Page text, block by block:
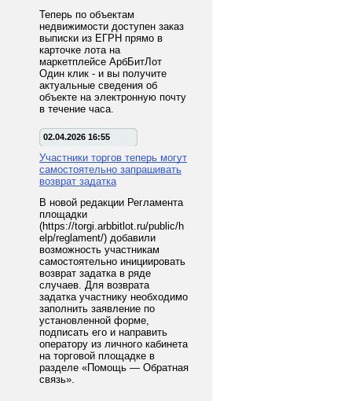
Теперь по объектам
недвижимости доступен заказ
выписки из ЕГРН прямо в
карточке лота на
маркетплейсе АрбБитЛот
Один клик - и вы получите
актуальные сведения об
объекте на электронную почту
в течение часа.
02.04.2026 16:55
Участники торгов теперь могут
самостоятельно запрашивать
возврат задатка
В новой редакции Регламента
площадки
(https://torgi.arbbitlot.ru/public/h
elp/reglament/) добавили
возможность участникам
самостоятельно инициировать
возврат задатка в ряде
случаев. Для возврата
задатка участнику необходимо
заполнить заявление по
установленной форме,
подписать его и направить
оператору из личного кабинета
на торговой площадке в
разделе «Помощь — Обратная
связь».